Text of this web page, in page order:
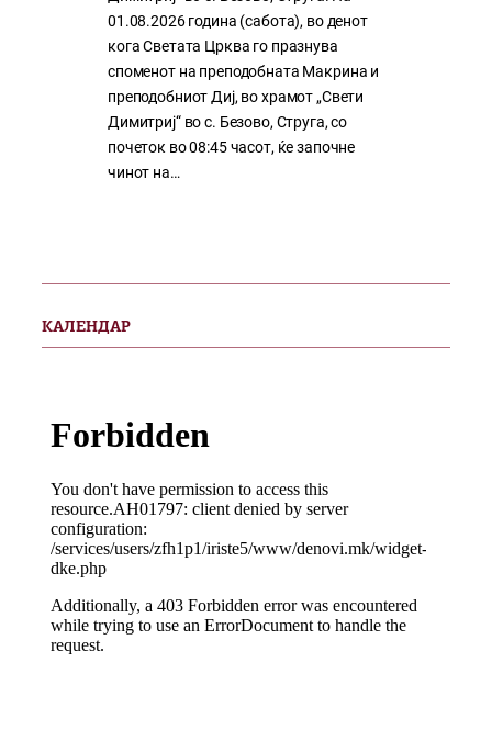
01.08.2026 година (сабота), во денот
кога Светата Црква го празнува
споменот на преподобната Макрина и
преподобниот Диј, во храмот „Свети
Димитриј“ во с. Безово, Струга, со
почеток во 08:45 часот, ќе започне
чинот на…
КАЛЕНДАР